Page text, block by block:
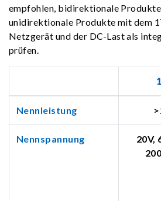
empfohlen, bidirektionale
unidirektionale Produkte mit dem
Netzgerät und der DC-Last als
prüfen.
Nennleistung
Nennspannung
20V,